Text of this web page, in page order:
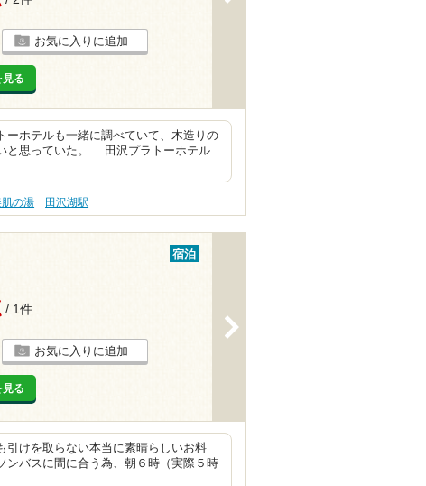
お気に入りに追加
る
ホテルも一緒に調べていて、木造りの
と思っていた。 田沢プラトーホテル
の湯 田沢湖駅
宿泊
/ 1件
お気に入りに追加
る
引けを取らない本当に素晴らしいお料
ンバスに間に合う為、朝６時（実際５時